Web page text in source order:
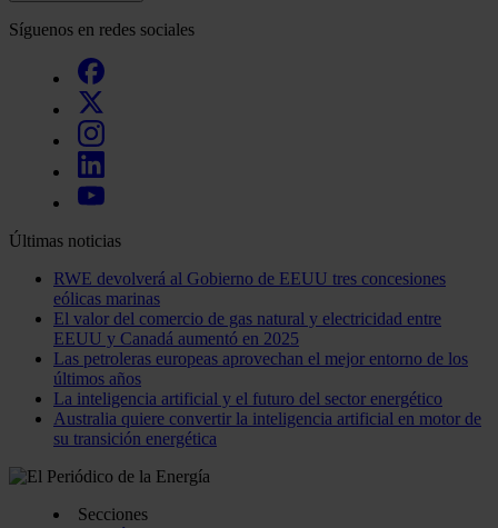
Síguenos en redes sociales
Últimas noticias
RWE devolverá al Gobierno de EEUU tres concesiones
eólicas marinas
El valor del comercio de gas natural y electricidad entre
EEUU y Canadá aumentó en 2025
Las petroleras europeas aprovechan el mejor entorno de los
últimos años
La inteligencia artificial y el futuro del sector energético
Australia quiere convertir la inteligencia artificial en motor de
su transición energética
Secciones